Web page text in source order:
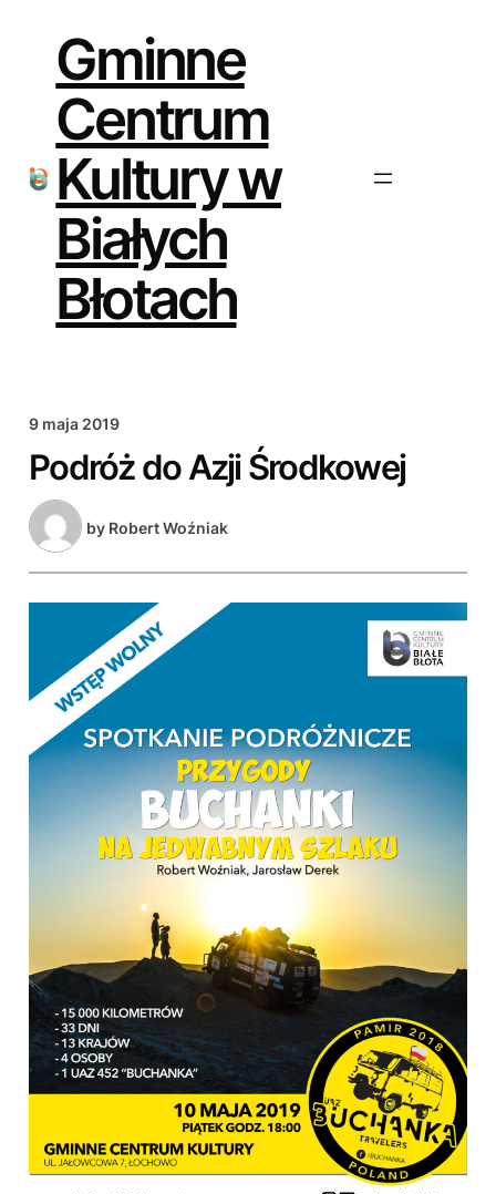
Gminne
Centrum
Kultury w
Białych
Błotach
9 maja 2019
Podróż do Azji Środkowej
by Robert Woźniak